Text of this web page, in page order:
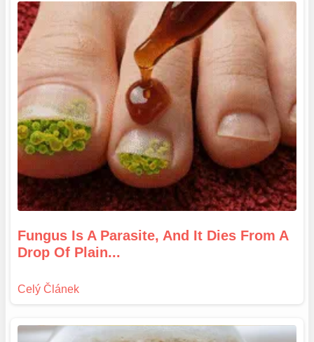
Fungus Is A Parasite, And It Dies From A
Drop Of Plain...